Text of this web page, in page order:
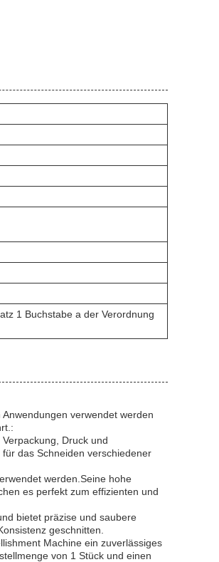
1 Buchstabe a der Verordnung
verwendet werden
Druck und
das Schneiden verschiedener
werden.Seine hohe
es perfekt zum effizienten und
bietet präzise und saubere
geschnitten.
Machine ein zuverlässiges
von 1 Stück und einen